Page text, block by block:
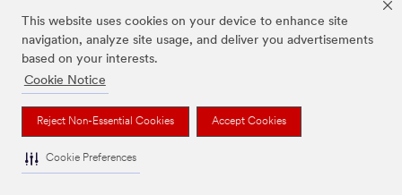
This website uses cookies on your device to enhance site
navigation, analyze site usage, and deliver you advertisements
based on your interests.
Cookie Notice
Reject Non-Essential Cookies Accept Cookies
Cookie Preferences